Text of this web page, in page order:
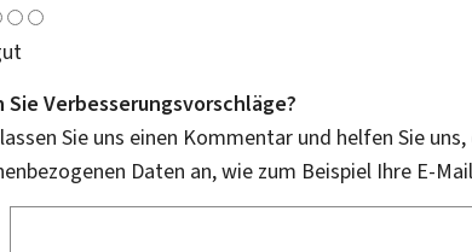
Sie Verbesserungsvorschläge?
Sie uns einen Kommentar und helfen Sie
Daten an, wie zum Beispiel Ihre E-